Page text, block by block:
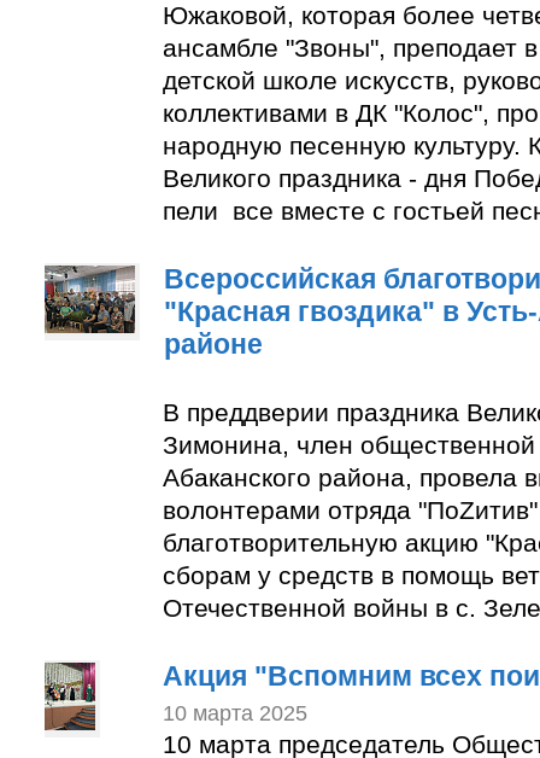
Южаковой, которая более
ансамбле "Звоны", преподает
детской школе искусств,
коллективами в ДК "Колос",
народную песенную культуру.
Великого праздника - дня
пели все вместе с гостьей
Всероссийская
"Красная гвоздика" в
районе
В преддверии праздника
Зимонина, член общественной
Абаканского района, провела
волонтерами отряда
благотворительную акцию
сборам у средств в помощь
Отечественной войны в с.
Акция "Вспомним всех
10 марта 2025
10 марта председатель